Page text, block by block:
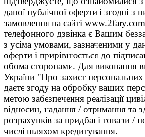
даної публічної оферти і згодні
замовлення на сайті
телефонного дзвінка є Вашим
з усіма умовами, зазначеними у
оферти і прирівнюється до
обома сторонами. Для виконання
України "Про захист
даєте згоду на обробку ваших
метою забезпечення реалізації
відносин, надання / отримання та
розрахунків за придбані товари /
числі шляхом кредитування.